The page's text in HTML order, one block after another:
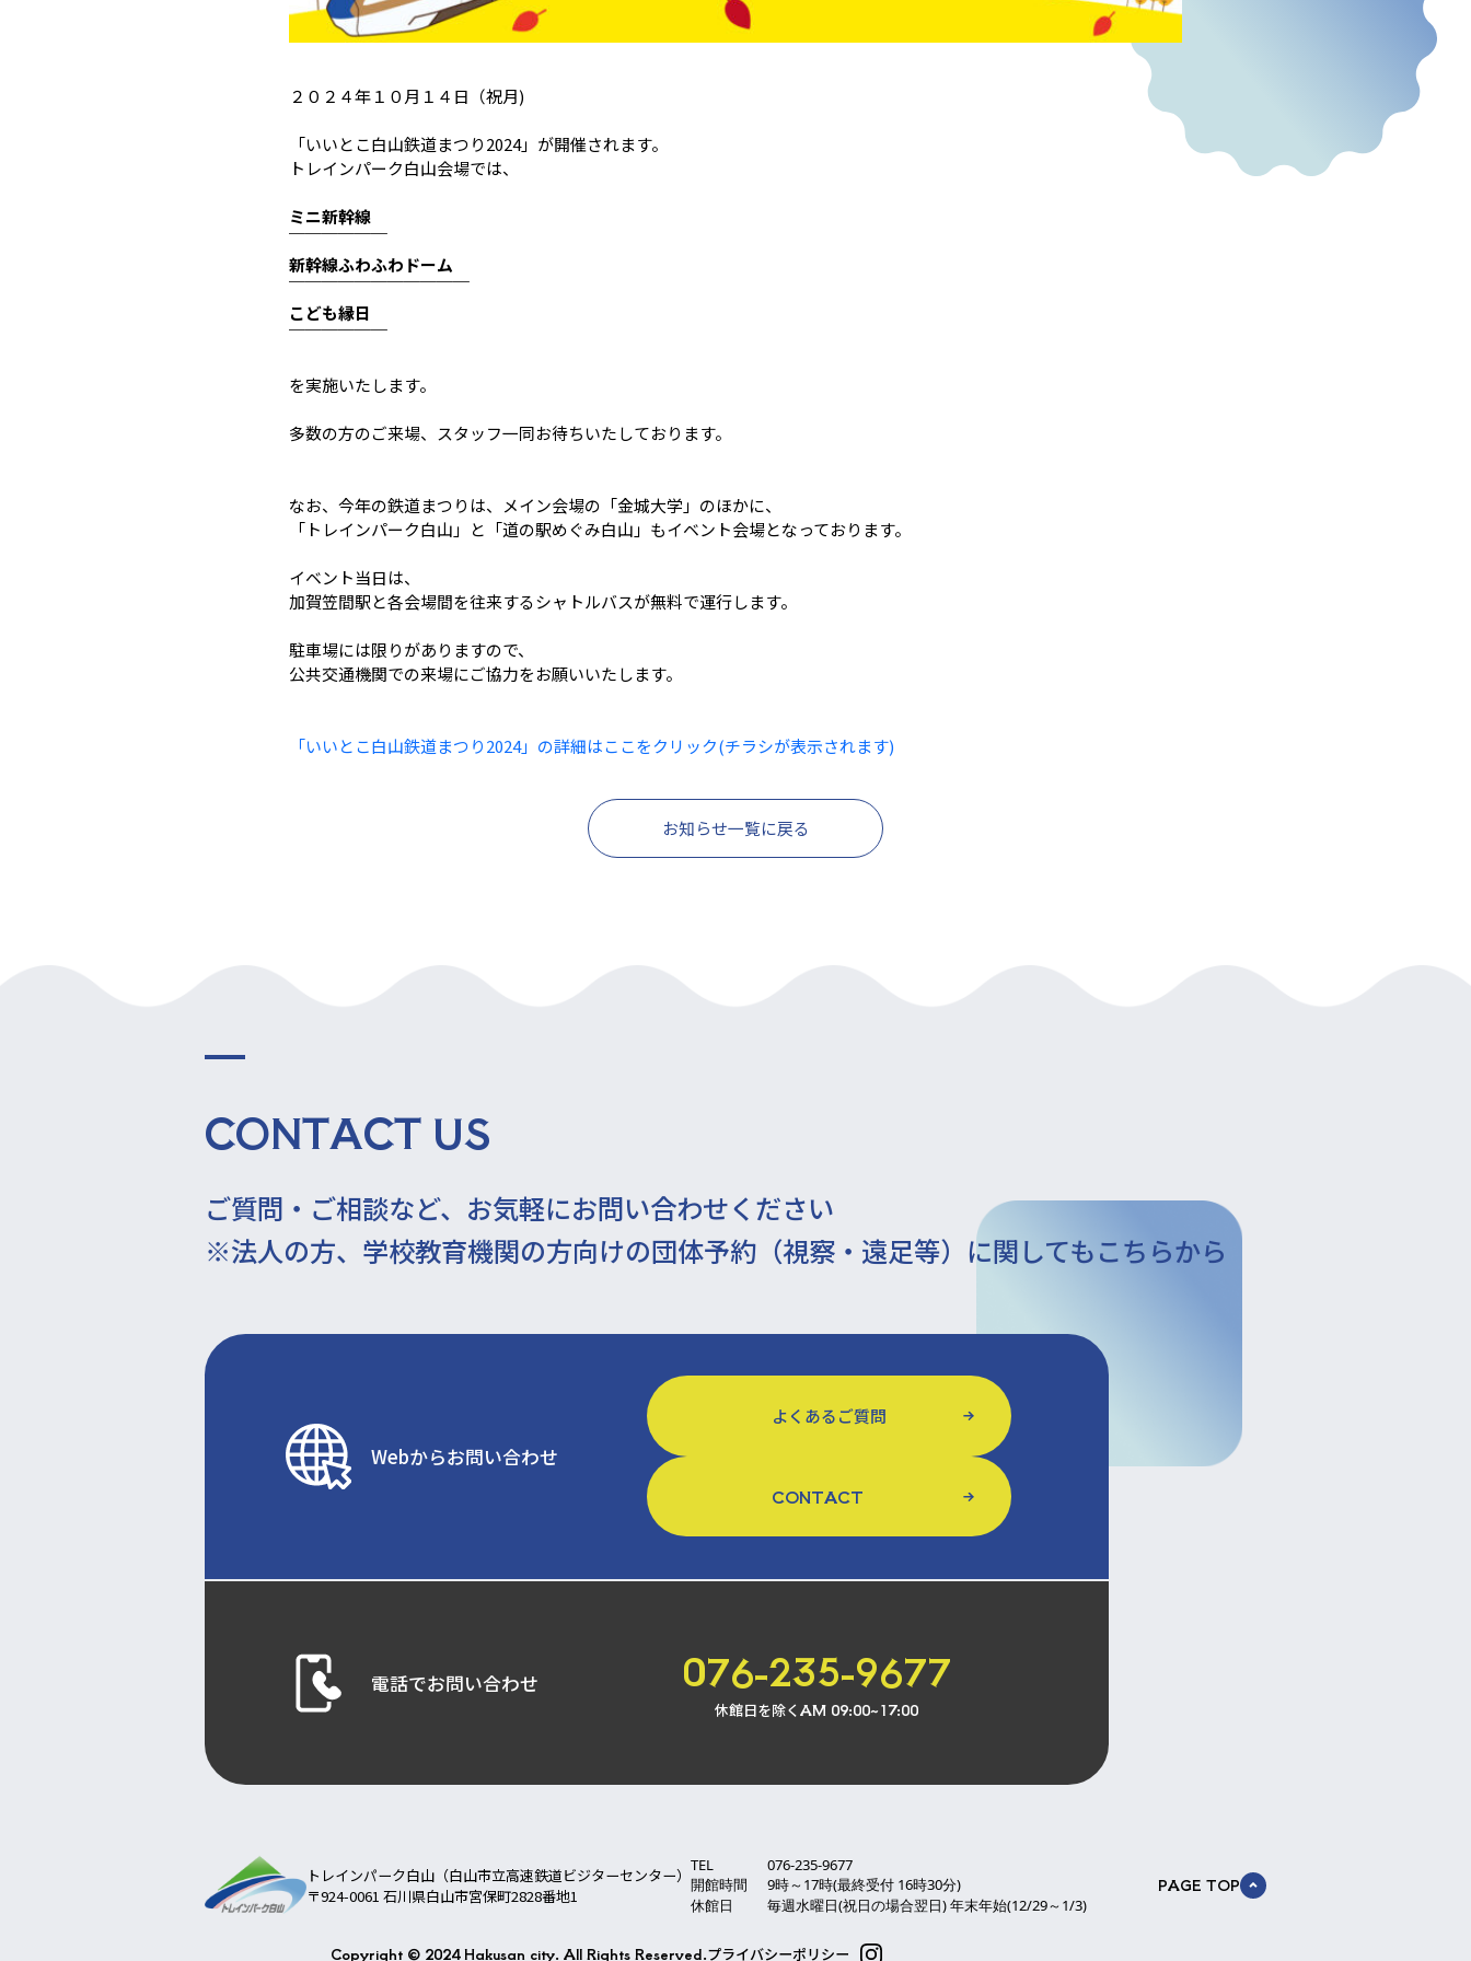
２０２４年１０月１４日（祝月)
「いいとこ白山鉄道まつり2024」が開催されます。
トレインパーク白山会場では、
ミニ新幹線
￣￣￣￣￣￣
新幹線ふわふわドーム
￣￣￣￣￣￣￣￣￣￣￣
こども縁日
￣￣￣￣￣￣
を実施いたします。
多数の方のご来場、スタッフ一同お待ちいたしております。
なお、今年の鉄道まつりは、メイン会場の「金城大学」のほかに、
「トレインパーク白山」と「道の駅めぐみ白山」もイベント会場となっております。
イベント当日は、
加賀笠間駅と各会場間を往来するシャトルバスが無料で運行します。
駐車場には限りがありますので、
公共交通機関での来場にご協力をお願いいたします。
「いいとこ白山鉄道まつり2024」の詳細はここをクリック(チラシが表示されます)
お知らせ一覧に戻る
CONTACT US
ご質問・ご相談など、 お気軽にお問い合わせください
※法人の方、学校教育機関の方向けの団体予約（視察・遠足等）に関してもこちらから
Webからお問い合わせ
よくあるご質問
CONTACT
電話でお問い合わせ 076-235-9677
休館日を除くAM 09:00~17:00
トレインパーク白山（白山市立高速鉄道ビジターセンター）
〒924-0061 石川県白山市宮保町2828番地1
TEL
076-235-9677
開館時間
9時～17時(最終受付 16時30分)
休館日
毎週水曜日(祝日の場合翌日) 年末年始(12/29～1/3)
PAGE TOP
Copyright © 2024 Hakusan city. All Rights Reserved.プライバシーポリシー